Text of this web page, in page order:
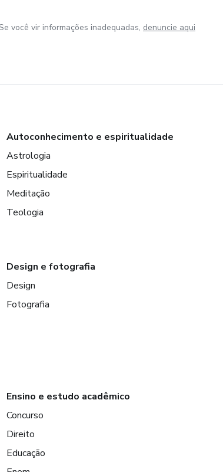
você vir informações inadequadas, denuncie aqui
Autoconhecimento e espiritualidade
Astrologia
Espiritualidade
Meditação
Teologia
Design e fotografia
Design
Fotografia
Ensino e estudo acadêmico
Concurso
Direito
Educação